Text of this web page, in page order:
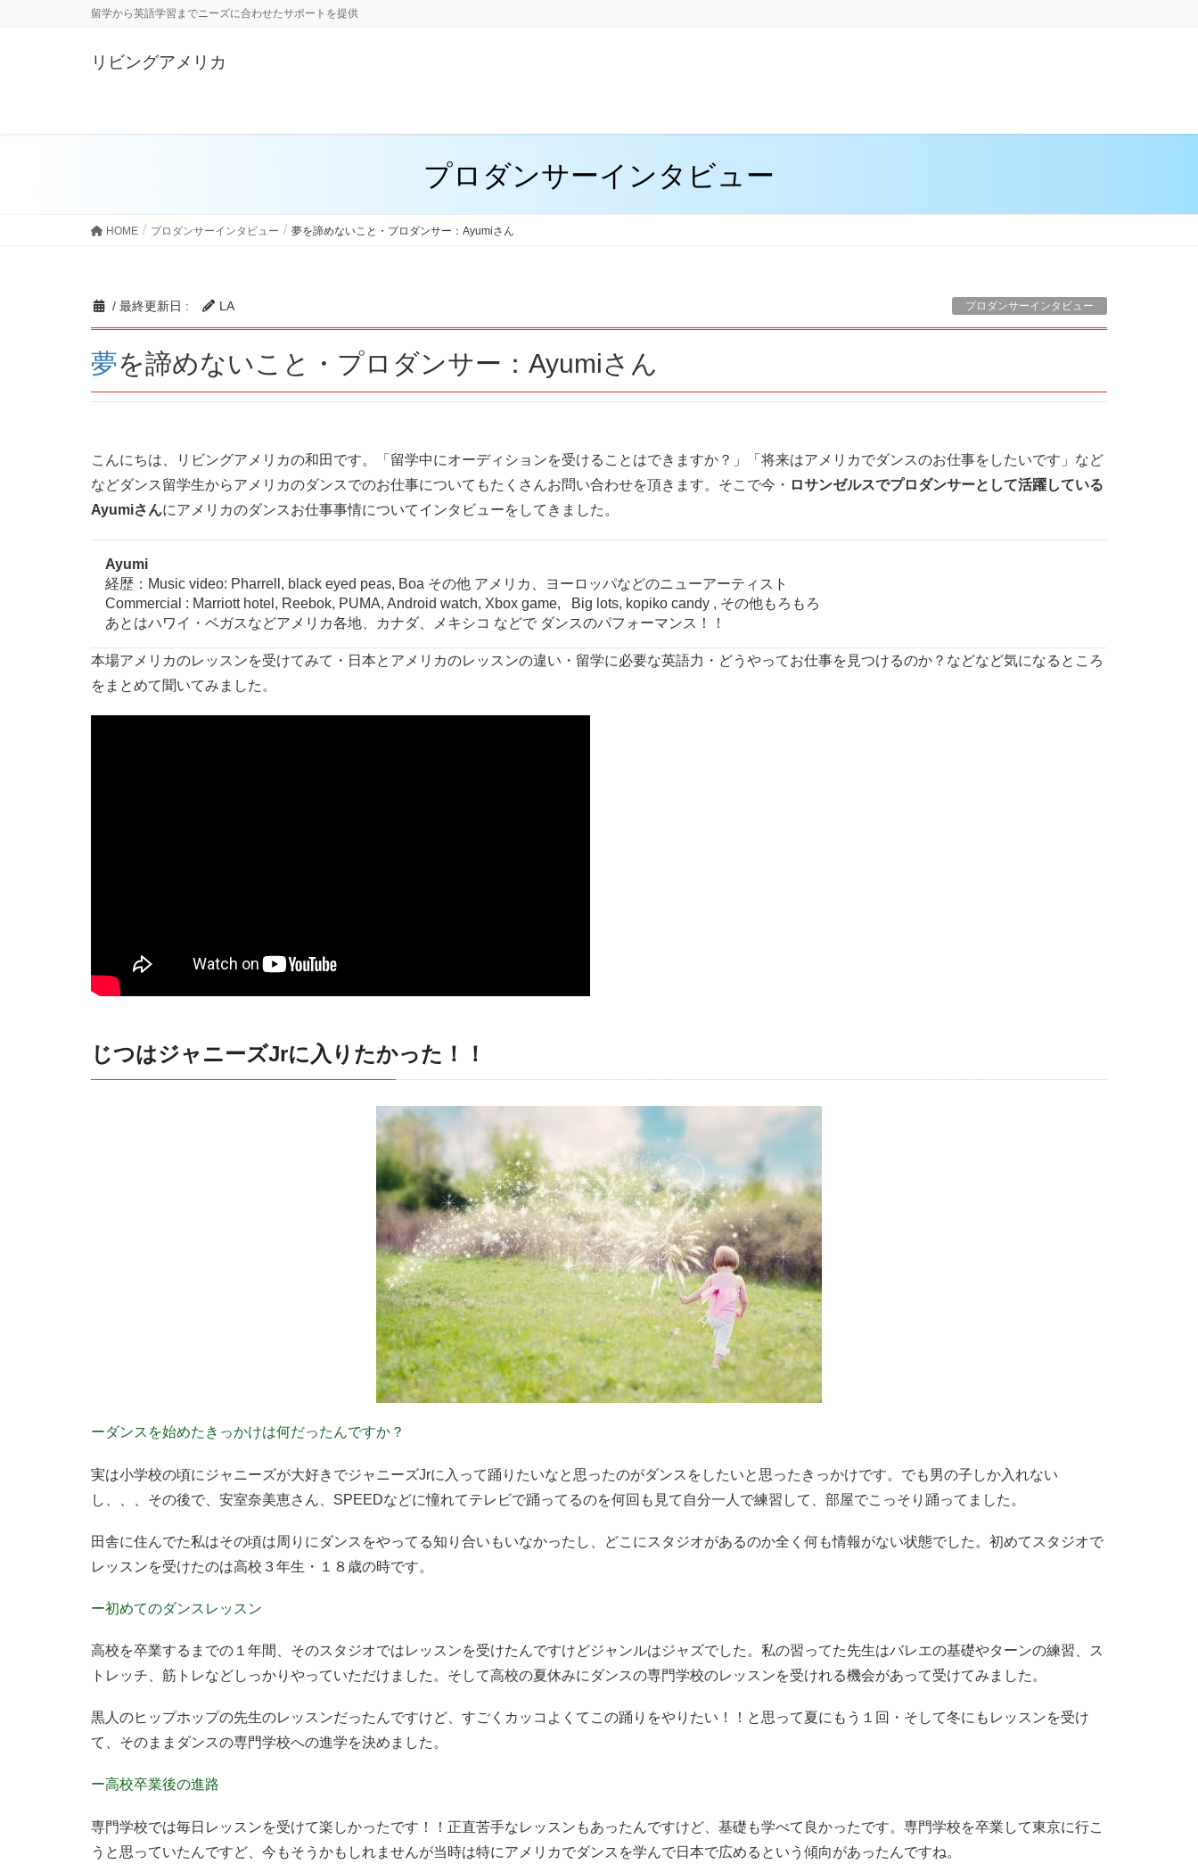
留学から英語学習までニーズに合わせたサポートを提供
リビングアメリカ
プロダンサーインタビュー
HOME プロダンサーインタビュー 夢を諦めないこと・プロダンサー：Ayumiさん
/ 最終更新日 : LA プロダンサーインタビュー
夢を諦めないこと・プロダンサー：Ayumiさん
こんにちは、リビングアメリカの和田です。「留学中にオーディションを受けることはできますか？」「将来はアメリカでダンスのお仕事をしたいです」など
などダンス留学生からアメリカのダンスでのお仕事についてもたくさんお問い合わせを頂きます。そこで今・ ロサンゼルスでプロダンサーとして活躍している
Ayumiさんにアメリカのダンスお仕事事情についてインタビューをしてきました。
Ayumi
経歴：Music video: Pharrell, black eyed peas, Boa その他 アメリカ、ヨーロッパなどのニューアーティスト
Commercial : Marriott hotel, Reebok, PUMA, Android watch, Xbox game, Big lots, kopiko candy , その他もろもろ
あとはハワイ・ベガスなどアメリカ各地、カナダ、メキシコ などで ダンスのパフォーマンス！！
本場アメリカのレッスンを受けてみて・日本とアメリカのレッスンの違い・留学に必要な英語力・どうやってお仕事を見つけるのか？などなど気になるところ
をまとめて聞いてみました。
じつはジャニーズJrに入りたかった！！
ーダンスを始めたきっかけは何だったんですか？
実は小学校の頃にジャニーズが大好きでジャニーズJrに入って踊りたいなと思ったのがダンスをしたいと思ったきっかけです。でも男の子しか入れない
し、、、その後で、安室奈美恵さん、SPEEDなどに憧れてテレビで踊ってるのを何回も見て自分一人で練習して、部屋でこっそり踊ってました。
田舎に住んでた私はその頃は周りにダンスをやってる知り合いもいなかったし、どこにスタジオがあるのか全く何も情報がない状態でした。初めてスタジオで
レッスンを受けたのは高校３年生・１８歳の時です。
ー初めてのダンスレッスン
高校を卒業するまでの１年間、そのスタジオではレッスンを受けたんですけどジャンルはジャズでした。私の習ってた先生はバレエの基礎やターンの練習、ス
トレッチ、筋トレなどしっかりやっていただけました。そして高校の夏休みにダンスの専門学校のレッスンを受けれる機会があって受けてみました。
黒人のヒップホップの先生のレッスンだったんですけど、すごくカッコよくてこの踊りをやりたい！！と思って夏にもう１回・そして冬にもレッスンを受け
て、そのままダンスの専門学校への進学を決めました。
ー高校卒業後の進路
専門学校では毎日レッスンを受けて楽しかったです！！正直苦手なレッスンもあったんですけど、基礎も学べて良かったです。専門学校を卒業して東京に行こ
うと思っていたんですど、今もそうかもしれませんが当時は特にアメリカでダンスを学んで日本で広めるという傾向があったんですね。